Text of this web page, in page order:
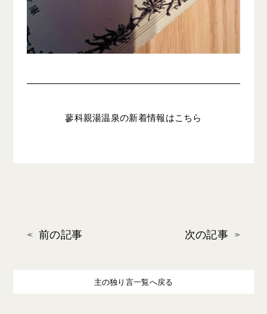
蓼科親湯温泉の新着情報はこちら
前の記事 次の記事
主の独り言一覧へ戻る